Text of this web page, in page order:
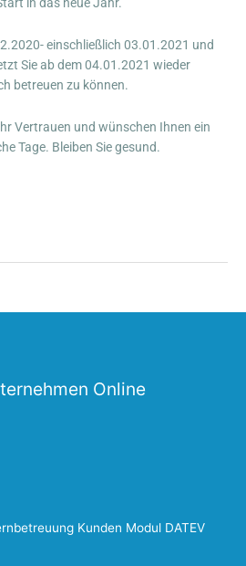
einschließlich 03.01.2021 und
Sie ab dem 04.01.2021 wieder
betreuen zu können.
Vertrauen und wünschen Ihnen ein
Tage. Bleiben Sie gesund.
Online
Kunden Modul DATEV